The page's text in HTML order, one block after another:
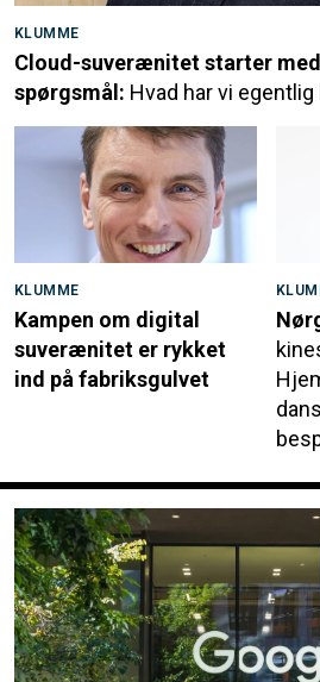
KLUMME
Cloud-suverænitet starter
spørgsmål: Hvad har vi egentlig
KLUMME
Kampen om digital
suverænitet er rykket
ind på fabriksgulvet